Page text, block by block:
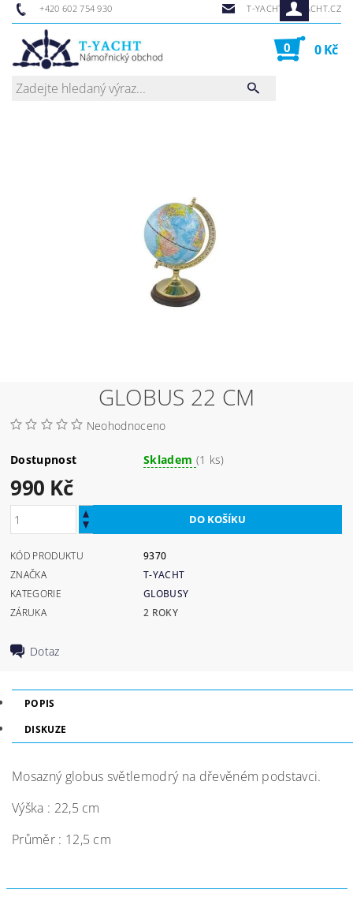
+420 602 754 930 T-YACHT@T-YACHT.CZ
0 0 Kč
GLOBUS 22 CM
Neohodnoceno
Dostupnost Skladem (1 ks)
990 Kč
KÓD PRODUKTU
9370
ZNAČKA
T-YACHT
KATEGORIE
GLOBUSY
ZÁRUKA
2 ROKY
Dotaz
POPIS
DISKUZE
Mosazný globus světlemodrý na dřevěném podstavci.
Výška : 22,5 cm
Průměr : 12,5 cm